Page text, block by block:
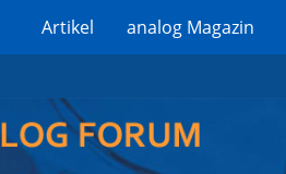
Artikel analog Magazin